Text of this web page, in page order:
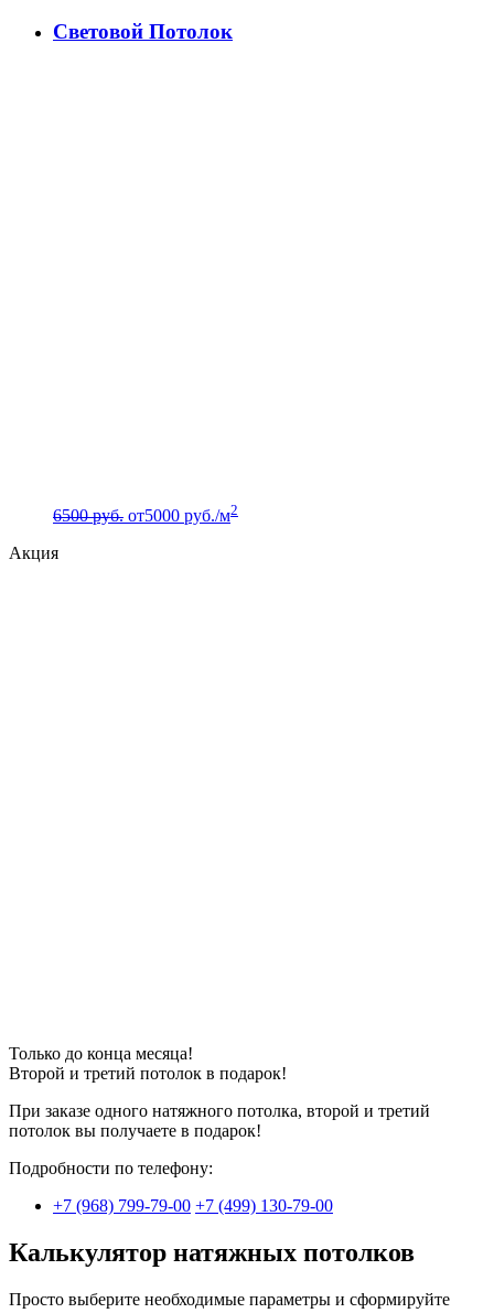
Световой Потолок
6500 руб. от5000 руб./м2
Акция
Только до конца месяца!
Второй и третий потолок в подарок!
При заказе одного натяжного потолка, второй и третий
потолок вы получаете в подарок!
Подробности по телефону:
+7 (968) 799-79-00 +7 (499) 130-79-00
Калькулятор натяжных потолков
Просто выберите необходимые параметры и сформируйте